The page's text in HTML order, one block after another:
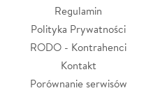
Regulamin
Polityka Prywatności
RODO - Kontrahenci
Kontakt
Porównanie serwisów